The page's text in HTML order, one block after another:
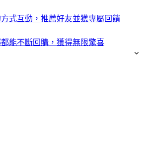
式互動，推薦好友並獲專屬回饋
能不斷回購，獲得無限驚喜